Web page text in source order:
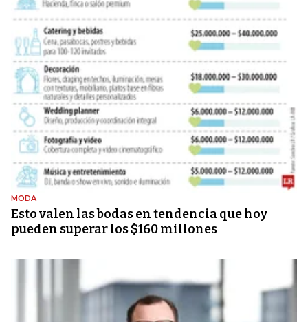
MODA
Esto valen las bodas en tendencia que hoy
pueden superar los $160 millones